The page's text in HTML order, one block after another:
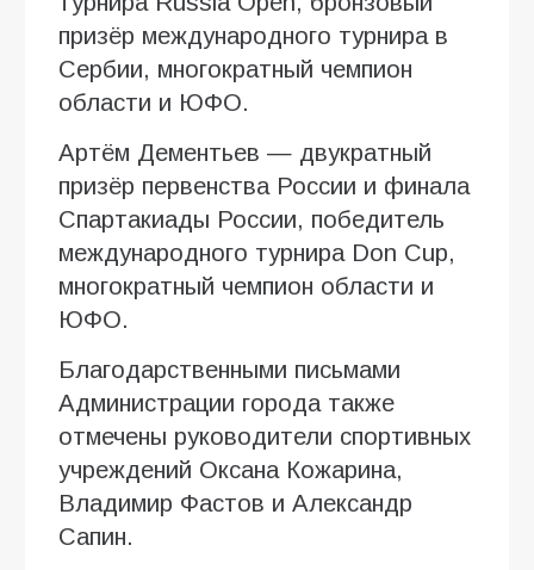
призёр международного турнира в
Сербии, многократный чемпион
области и ЮФО.
Артём Дементьев — двукратный
призёр первенства России и финала
Спартакиады России, победитель
международного турнира Don Cup,
многократный чемпион области и
ЮФО.
Благодарственными письмами
Администрации города также
отмечены руководители спортивных
учреждений Оксана Кожарина,
Владимир Фастов и Александр
Сапин.